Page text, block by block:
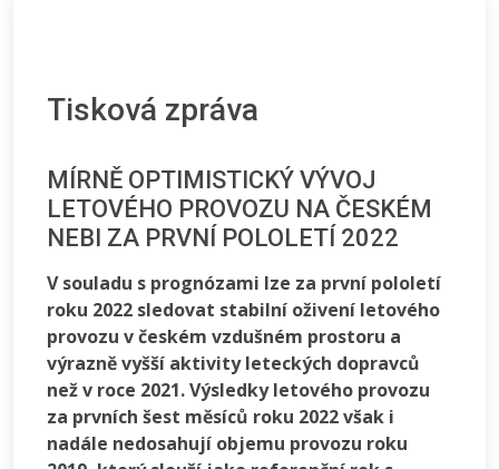
Tisková zpráva
MÍRNĚ OPTIMISTICKÝ VÝVOJ
LETOVÉHO PROVOZU NA ČESKÉM
NEBI ZA PRVNÍ POLOLETÍ 2022
V souladu s prognózami lze za první pololetí
roku 2022 sledovat stabilní oživení letového
provozu v českém vzdušném prostoru a
výrazně vyšší aktivity leteckých dopravců
než v roce 2021. Výsledky letového provozu
za prvních šest měsíců roku 2022 však i
nadále nedosahují objemu provozu roku